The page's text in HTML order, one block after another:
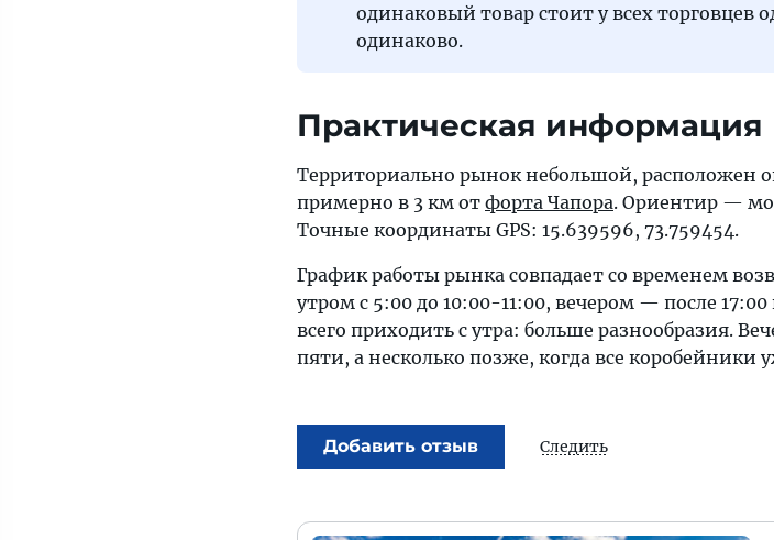
одинаковый товар стоит у всех торговцев
одинаково.
Практическая информация
Территориально рынок небольшой, расположен
примерно в 3 км от форта Чапора. Ориентир —
Точные координаты GPS: 15.639596, 73.759454.
График работы рынка совпадает со временем
утром с 5:00 до 10:00-11:00, вечером — после
всего приходить с утра: больше разнообразия.
пяти, а несколько позже, когда все коробейники
Добавить отзыв Следить